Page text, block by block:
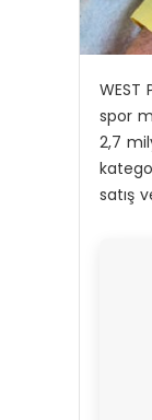
WEST
spor
2,7
satış